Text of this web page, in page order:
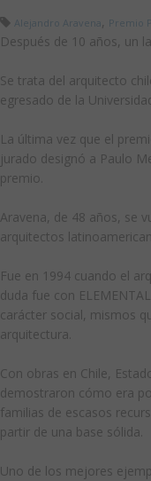
Alejandro Aravena, Premio
Después de 10 años, un
Se trata del arquitecto
egresado de la
La última vez que el
jurado designó a Paulo
premio.
Aravena, de 48 años, se
arquitectos
Fue en 1994 cuando el
duda fue con
carácter social, mismos
arquitectura.
Con obras en Chile,
demostraron cómo era
familias de escasos
partir de una base sólida.
Uno de los mejores